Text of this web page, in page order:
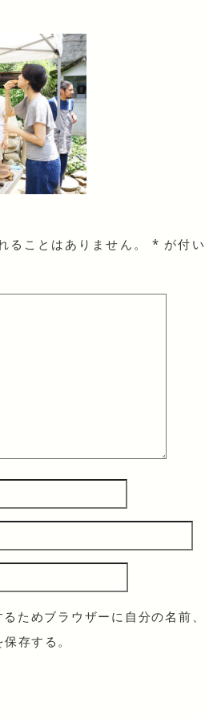
ることはありません。 * が付い
ためブラウザーに自分の名前、
存する。